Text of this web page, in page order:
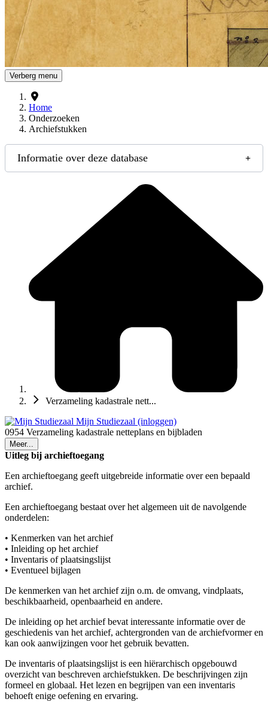
Verberg menu
Home
Onderzoeken
Archiefstukken
Informatie over deze database
Verzameling kadastrale nett...
Mijn Studiezaal (inloggen)
0954 Verzameling kadastrale netteplans en bijbladen
Meer...
Uitleg bij archieftoegang
Een archieftoegang geeft uitgebreide informatie over een bepaald
archief.
Een archieftoegang bestaat over het algemeen uit de navolgende
onderdelen:
• Kenmerken van het archief
• Inleiding op het archief
• Inventaris of plaatsingslijst
• Eventueel bijlagen
De kenmerken van het archief zijn o.m. de omvang, vindplaats,
beschikbaarheid, openbaarheid en andere.
De inleiding op het archief bevat interessante informatie over de
geschiedenis van het archief, achtergronden van de archiefvormer en
kan ook aanwijzingen voor het gebruik bevatten.
De inventaris of plaatsingslijst is een hiërarchisch opgebouwd
overzicht van beschreven archiefstukken. De beschrijvingen zijn
formeel en globaal. Het lezen en begrijpen van een inventaris
behoeft enige oefening en ervaring.